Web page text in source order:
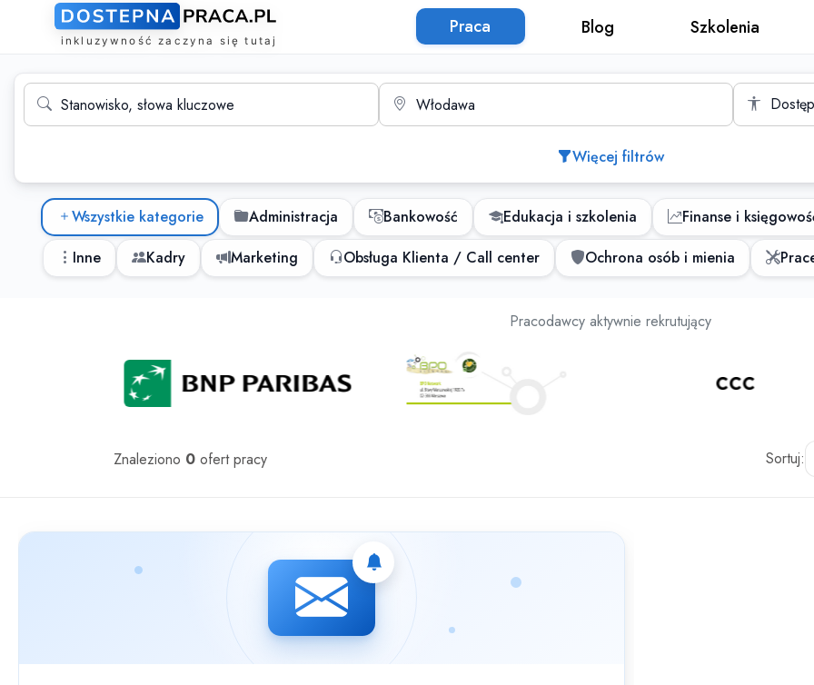
Praca Blog Szkolenia
Wyszukiwarka ofert pracy
Stanowisko, słowa kluczowe Miasto
Więcej filtrów
Kategorie ofert pracy
Wszystkie kategorie Administracja Bankowość Edukacja i szkolenia Finanse i
Inne
Kadry Marketing Obsługa Klienta / Call center Ochrona osób i mienia
Oferty pracy
Pracodawcy aktywnie rekrutujący
Oferty pracy
Znaleziono 0ofert pracy Sortuj:
Nie znaleziono ofert spełniających wybrane kryteria.